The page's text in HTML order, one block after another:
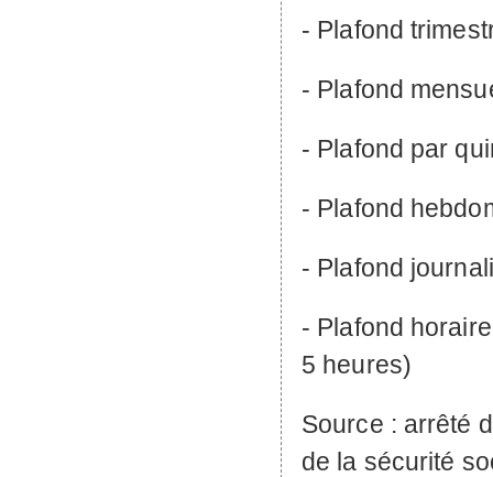
- Plafond
- Plafond
- Plafond par
- Plafond
- Plafond
- Plafond
5 heures)
Source : arrêté
de la sécurité